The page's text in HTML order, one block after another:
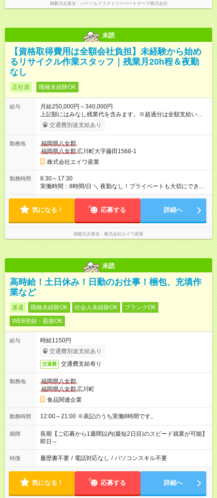
掲載元企業名 パーソルファクトリーパートナーズ株式会社
未読
【資格取得費用は全額会社負担】未経験から始め
るリサイクル作業スタッフ｜残業月20h程＆夜勤
なし
正社員 職種未経験OK
給与
月給250,000円～340,000円
上記額にはみなし残業代を含みます。※超過分は全額支給いたし
ます。 みなし残業代 9,600円 ～ 13,000円／月 みなし残業時間 5
時間／月 【給与にプラスしてもらえる手当】 ■通勤手当（月3万
年2回（7月・12月）★昨年度実績：3ヶ月分 【昇給】 年1回（2
月） 【入社時の想定年収】 年収375万円～500万円 【社員の年
収例】 年収520万円／51歳 年収460万円／32歳 【試用期間】試
用期間あり 試用期間の長さ：6ヶ月 雇用形態、給与は本採用時
と同じです。
交通費別途支給あり
勤務地
福岡県八女郡
福岡県八女郡 広川町大字藤田1568-1
株式会社エイワ産業
勤務時間
8:30～17:30
実働時間：8時間/日 ＼ 夜勤なし！プライベートも大切にできる
働き方 ／ 8:30～17:30（実働8時間／休憩60分） ◎平均残業時間
理なく働ける環境です。
気になる！ 応募する 詳細へ
掲載元企業名 株式会社エイワ産業
未読
高時給！土日休み！日勤のお仕事！梱包、充填作
業など
派遣 職種未経験OK 社会人未経験OK
ブランクOK
WEB登録・面接OK
給与
時給1150円
交通費別途支給あり
交通費 交通費支給有り
勤務地
福岡県八女郡
福岡県八女郡 広川町
食品関連企業
勤務時間 12:00～21:00 ※表記のうち実働8時間です。
期間
長期【ご応募から1週間以内(最短2日目)のスピード就業が可能】
即日～
特徴 履歴書不要 / 電話対応なし / パソコンスキル不要
気になる！ 応募する 詳細へ